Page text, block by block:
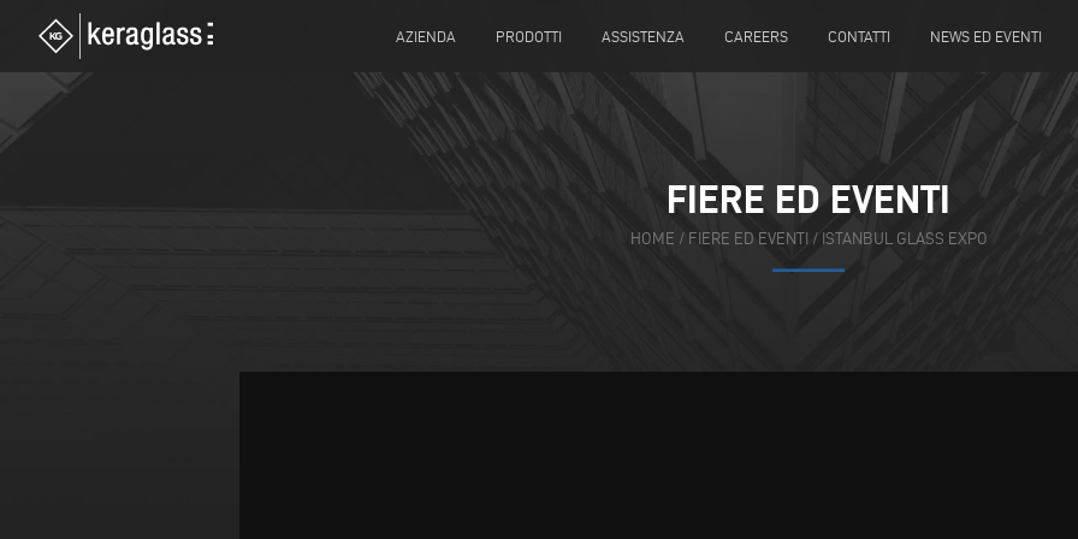
AZIENDA PRODOTTI ASSISTENZA CAREERS CONTATTI NEWS ED EVENTI
FIERE ED EVENTI
HOME / FIERE ED EVENTI / ISTANBUL GLASS EXPO